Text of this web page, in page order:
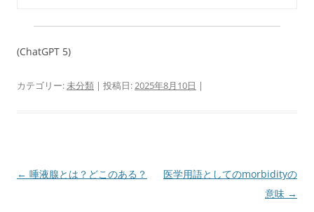
(ChatGPT 5)
カテゴリー:未分類 | 投稿日:2025年8月10日 |
投
← 唾液腺とは？どこのある？
医学用語としてのmorbidityの
意味 →